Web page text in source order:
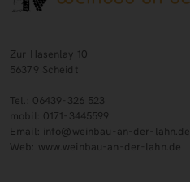
Zur Hasenlay 10
56379 Scheidt
Tel.: 06439-326 523
mobil: 0171-3445599
Email: info@weinbau-an-der-lahn.de
Web: www.weinbau-an-der-lahn.de